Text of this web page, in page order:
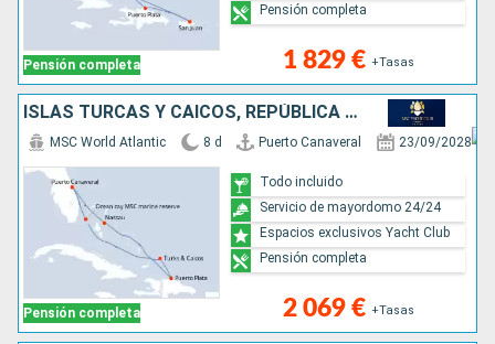
Pensión completa 1 829 € +Tasas
Pensión completa
ISLAS TURCAS Y CAICOS, REPÚBLICA DOMINICANA, BAHAMAS, ESTADOS UNIDOS
Pensión completa
MSC World Atlantic 8 d Puerto Canaveral 23/09/2028
2 069 € +Tasas
Todo incluido
Servicio de mayordomo 24/24
Espacios exclusivos Yacht Club
Pensión completa